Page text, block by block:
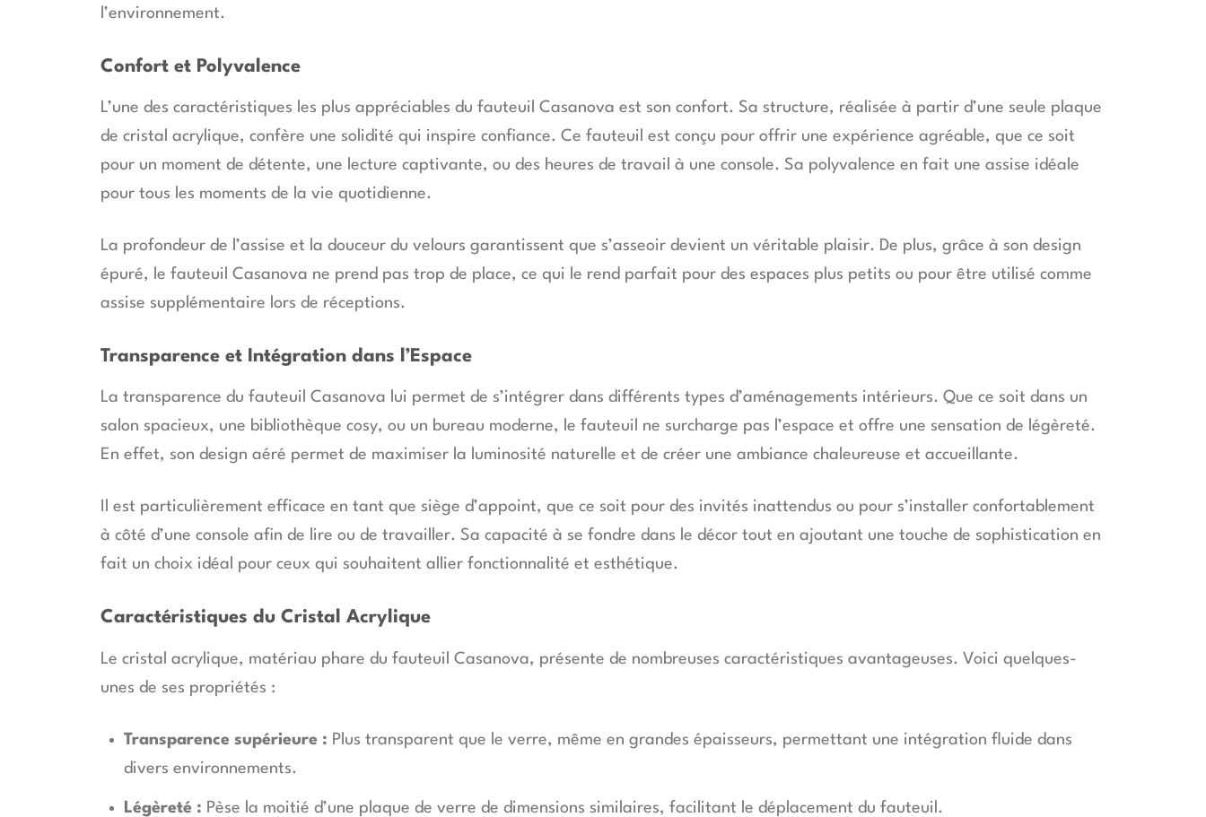
l’environnement.
Confort et Polyvalence
L’une des caractéristiques les plus appréciables du fauteuil Casanova est son confort. Sa structure, réalisée à partir d’une seule plaque
de cristal acrylique, confère une solidité qui inspire confiance. Ce fauteuil est conçu pour offrir une expérience agréable, que ce soit
pour un moment de détente, une lecture captivante, ou des heures de travail à une console. Sa polyvalence en fait une assise idéale
pour tous les moments de la vie quotidienne.
La profondeur de l’assise et la douceur du velours garantissent que s’asseoir devient un véritable plaisir. De plus, grâce à son design
épuré, le fauteuil Casanova ne prend pas trop de place, ce qui le rend parfait pour des espaces plus petits ou pour être utilisé comme
assise supplémentaire lors de réceptions.
Transparence et Intégration dans l’Espace
La transparence du fauteuil Casanova lui permet de s’intégrer dans différents types d’aménagements intérieurs. Que ce soit dans un
salon spacieux, une bibliothèque cosy, ou un bureau moderne, le fauteuil ne surcharge pas l’espace et offre une sensation de légèreté.
En effet, son design aéré permet de maximiser la luminosité naturelle et de créer une ambiance chaleureuse et accueillante.
Il est particulièrement efficace en tant que siège d’appoint, que ce soit pour des invités inattendus ou pour s’installer confortablement
à côté d’une console afin de lire ou de travailler. Sa capacité à se fondre dans le décor tout en ajoutant une touche de sophistication en
fait un choix idéal pour ceux qui souhaitent allier fonctionnalité et esthétique.
Caractéristiques du Cristal Acrylique
Le cristal acrylique, matériau phare du fauteuil Casanova, présente de nombreuses caractéristiques avantageuses. Voici quelques-
unes de ses propriétés :
Transparence supérieure : Plus transparent que le verre, même en grandes épaisseurs, permettant une intégration fluide dans
divers environnements.
Légèreté : Pèse la moitié d’une plaque de verre de dimensions similaires, facilitant le déplacement du fauteuil.